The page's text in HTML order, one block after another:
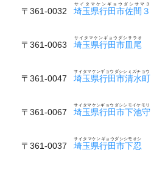
〒361-0032 埼玉県行田市佐間３
サイタマケンギョウダシサマ３
〒361-0063 埼玉県行田市皿尾
サイタマケンギョウダシサラオ
〒361-0047 埼玉県行田市清水町
サイタマケンギョウダシシミズチョウ
〒361-0067 埼玉県行田市下池守
サイタマケンギョウダシシモイケモリ
〒361-0037 埼玉県行田市下忍
サイタマケンギョウダシシモオシ